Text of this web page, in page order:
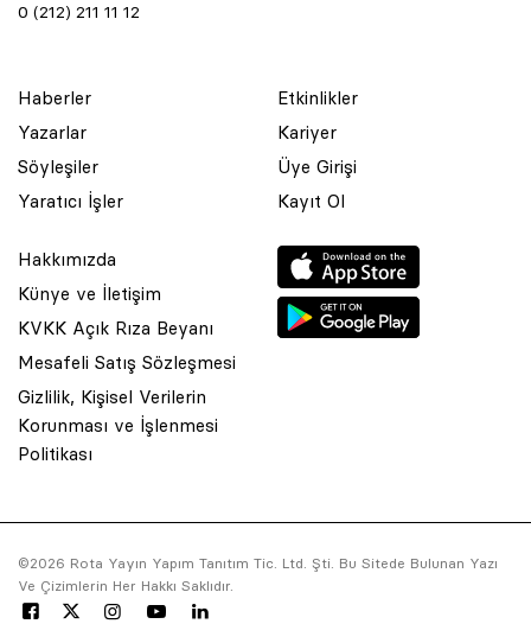
0 (212) 211 11 12
Haberler
Yazarlar
Söyleşiler
Yaratıcı İşler
Etkinlikler
Kariyer
Üye Girişi
Kayıt Ol
Hakkımızda
Künye ve İletişim
KVKK Açık Rıza Beyanı
Mesafeli Satış Sözleşmesi
Gizlilik, Kişisel Verilerin
Korunması ve İşlenmesi
Politikası
©2026 Rota Yayın Yapım Tanıtım Tic. Ltd. Şti. Bu Sitede Bulunan Yazı
Ve Çizimlerin Her Hakkı Saklıdır.
© 2001 Rota Yayın Yapım Tanıtım Tic. Ltd. Şti. Bu Sitede Bulunan
Asquared WordPress Agencytarafından tasarlanmış ve